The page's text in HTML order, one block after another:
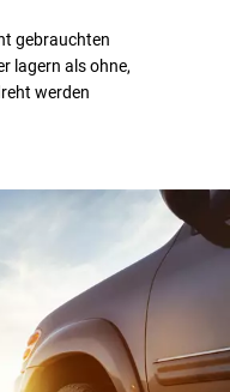
gebrauchten
lagern als ohne,
werden